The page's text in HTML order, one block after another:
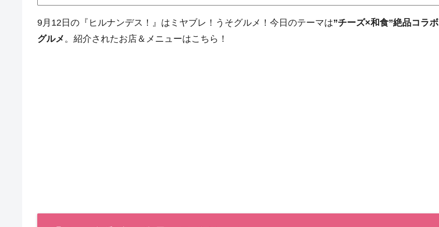
9月12日の『ヒルナンデス！』はミヤブレ！うそグルメ！今日のテーマは”チーズ×和食”絶品コラボ
グルメ。紹介されたお店＆メニューはこちら！